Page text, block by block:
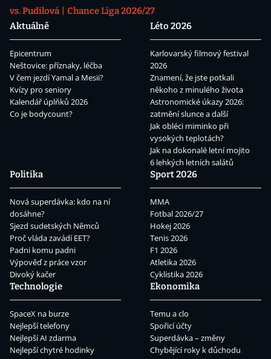
vs. Pudilová
Chance Liga 2026/27
Aktuálně
Epicentrum
Neštovice: příznaky, léčba
V čem jezdí Yamal a Mesii?
Kvízy pro seniory
Kalendář úplňků 2026
Co je bodycount?
Léto 2026
Karlovarský filmový festival
2026
Znamení, že jste potkali
někoho z minulého života
Astronomické úkazy 2026:
zatmění slunce a další
Jak obléci miminko při
vysokých teplotách?
Jak na dokonalé letní mojito
6 lehkých letních salátů
Politika
Nová superdávka: kdo na ní
dosáhne?
Sjezd sudetských Němců
Proč vláda zavádí EET?
Padni komu padni
Výpověď z práce vzor
Divoký kačer
Sport 2026
MMA
Fotbal 2026/27
Hokej 2026
Tenis 2026
F1 2026
Atletika 2026
Cyklistika 2026
Technologie
SpaceX na burze
Nejlepší telefony
Nejlepší AI zdarma
Nejlepší chytré hodinky
Ekonomika
Temu a clo
Spořicí účty
Superdávka – změny
Chybějící roky k důchodu